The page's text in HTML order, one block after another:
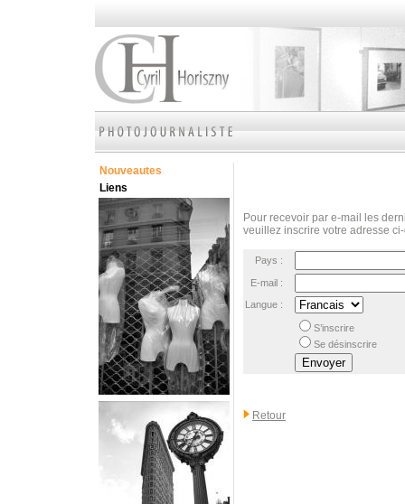
Nouveautes
Liens
Pour recevoir par e-mail les
veuillez inscrire votre adresse
Pays :
E-mail :
Langue :
S’inscrire
Se désinscrire
Retour